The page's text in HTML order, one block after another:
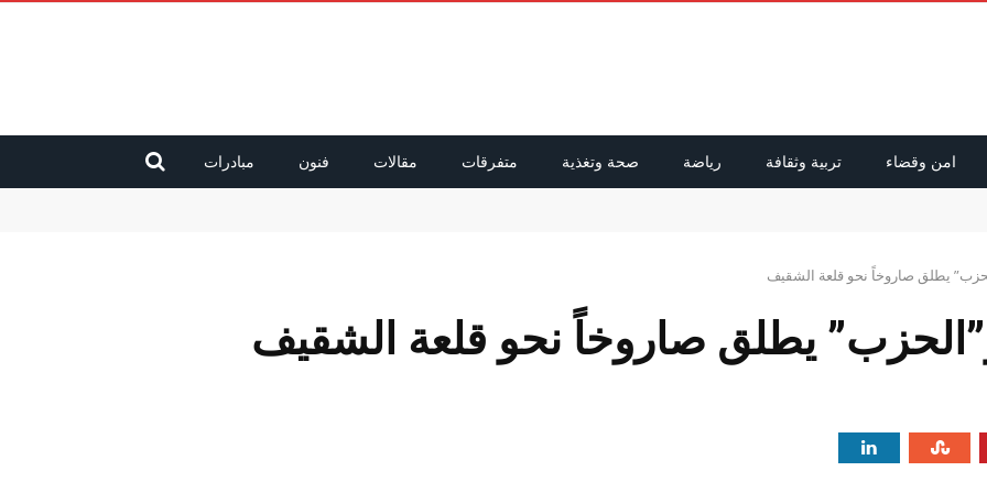
امن وقضاء تربية وثقافة رياضة صحة وتغذية متفرقات مقالات فنون مبادرات
يطلق صاروخاً نحو قلعة الشقيف
يطلق صاروخاً نحو قلعة الشقيف